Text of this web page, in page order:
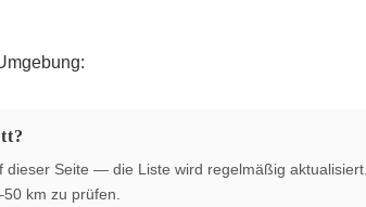
dieser Seite — die Liste wird regelmäßig
km zu prüfen.